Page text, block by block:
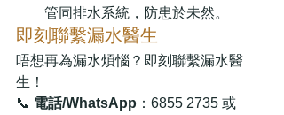
管同排水系統，防患於未然。
即刻聯繫漏水醫生
唔想再為漏水煩惱？即刻聯繫漏水醫
生！
📞 電話/WhatsApp ：6855 2735 或